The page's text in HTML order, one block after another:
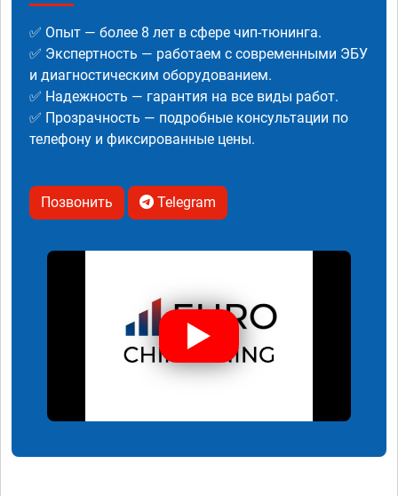
✅ Опыт — более 8 лет в сфере чип-тюнинга.
✅ Экспертность — работаем с современными ЭБУ
и диагностическим оборудованием.
✅ Надежность — гарантия на все виды работ.
✅ Прозрачность — подробные консультации по
телефону и фиксированные цены.
Позвонить Telegram